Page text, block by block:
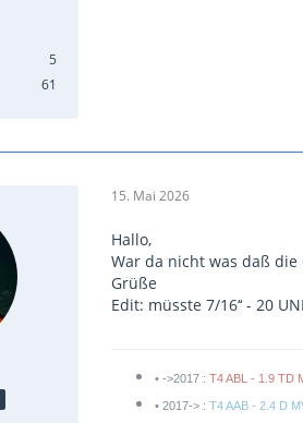
5
61
15. Mai 2026
Hallo,
War da nicht was daß
Grüße
Edit: müsste 7/16‘‘ - 20
• ->2017 : T4 ABL - 1.9 TD
• 2017-> : T4 AAB - 2.4 D